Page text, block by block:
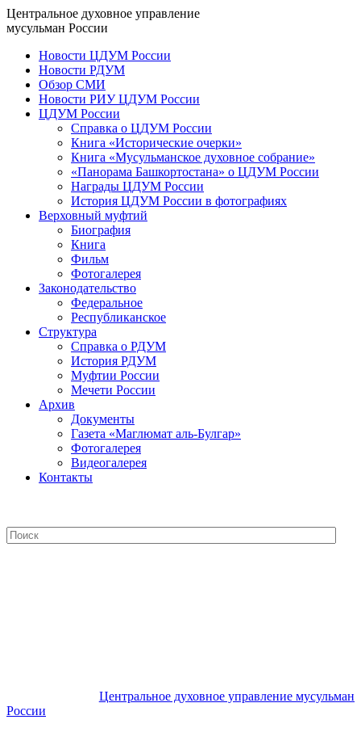
Центральное духовное управление
мусульман России
Новости ЦДУМ России
Новости РДУМ
Обзор СМИ
Новости РИУ ЦДУМ России
ЦДУМ России
Справка о ЦДУМ России
Книга «Исторические очерки»
Книга «Мусульманское духовное собрание»
«Панорама Башкортостана» о ЦДУМ России
Награды ЦДУМ России
История ЦДУМ России в фотографиях
Верховный муфтий
Биография
Книга
Фильм
Фотогалерея
Законодательство
Федеральное
Республиканское
Структура
Справка о РДУМ
История РДУМ
Муфтии России
Мечети России
Архив
Документы
Газета «Маглюмат аль-Булгар»
Фотогалерея
Видеогалерея
Контакты
Центральное духовное управление мусульман
России